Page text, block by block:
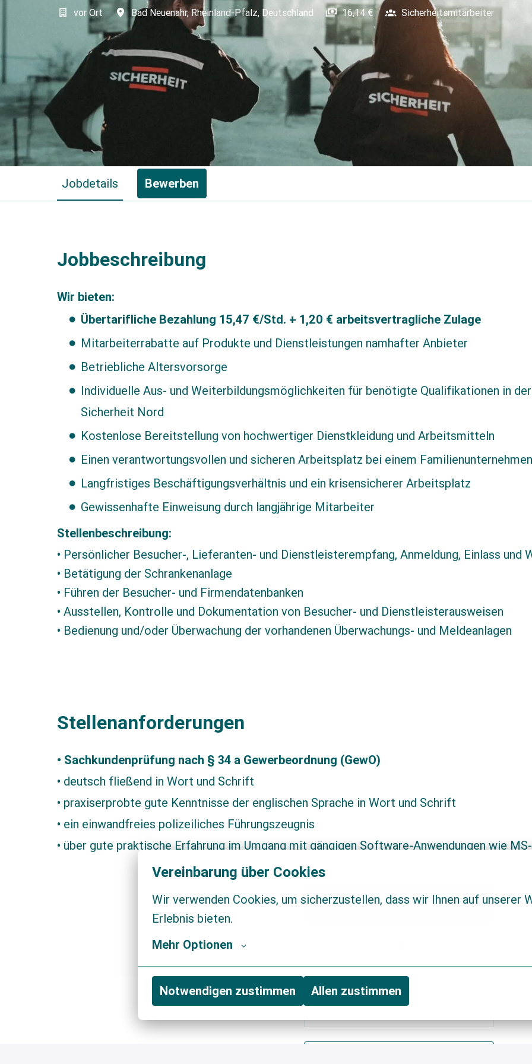
Vereinbarung über Cookies
Wir verwenden Cookies, um sicherzustellen, dass wir Ihnen auf unserer
Erlebnis bieten.
Mehr Optionen
Notwendigen zustimmen Allen zustimmen
vor Ort Bad Neuenahr, Rheinland-Pfalz, Deutschland 16,14 € Sicherheitsmitarbeiter
Jobdetails Bewerben
Jobbeschreibung
Wir bieten:
Übertarifliche Bezahlung 15,47 €/Std. + 1,20 € arbeitsvertragliche Zulage
Mitarbeiterrabatte auf Produkte und Dienstleistungen namhafter Anbieter
Betriebliche Altersvorsorge
Individuelle Aus- und Weiterbildungsmöglichkeiten für benötigte Qualifikationen in
Sicherheit Nord
Kostenlose Bereitstellung von hochwertiger Dienstkleidung und Arbeitsmitteln
Einen verantwortungsvollen und sicheren Arbeitsplatz bei einem Familienunternehmen
Langfristiges Beschäftigungsverhältnis und ein krisensicherer Arbeitsplatz
Gewissenhafte Einweisung durch langjährige Mitarbeiter
Stellenbeschreibung:
• Persönlicher Besucher-, Lieferanten- und Dienstleisterempfang, Anmeldung, Einlass und
• Betätigung der Schrankenanlage
• Führen der Besucher- und Firmendatenbanken
• Ausstellen, Kontrolle und Dokumentation von Besucher- und Dienstleisterausweisen
• Bedienung und/oder Überwachung der vorhandenen Überwachungs- und Meldeanlagen
Stellenanforderungen
• Sachkundenprüfung nach § 34 a Gewerbeordnung (GewO)
• deutsch fließend in Wort und Schrift
• praxiserprobte gute Kenntnisse der englischen Sprache in Wort und Schrift
• ein einwandfreies polizeiliches Führungszeugnis
• über gute praktische Erfahrung im Umgang mit gängigen Software-Anwendungen wie
Bewerben
Apply with Indeed
Cookies aktualisieren